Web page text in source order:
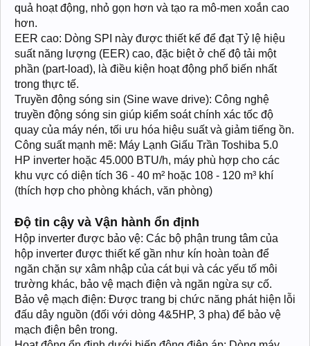
quả hoạt động, nhỏ gọn hơn và tạo ra mô-men xoắn cao
hơn.
EER cao: Dòng SPI này được thiết kế để đạt Tỷ lệ hiệu
suất năng lượng (EER) cao, đặc biệt ở chế độ tải một
phần (part-load), là điều kiện hoạt động phổ biến nhất
trong thực tế.
Truyền động sóng sin (Sine wave drive): Công nghệ
truyền động sóng sin giúp kiểm soát chính xác tốc độ
quay của máy nén, tối ưu hóa hiệu suất và giảm tiếng ồn.
Công suất mạnh mẽ: Máy Lạnh Giấu Trần Toshiba 5.0
HP inverter hoặc 45.000 BTU/h, máy phù hợp cho các
khu vực có diện tích 36 - 40 m² hoặc 108 - 120 m³ khí
(thích hợp cho phòng khách, văn phòng)
Độ tin cậy và Vận hành ổn định
Hộp inverter được bảo vệ: Các bộ phận trung tâm của
hộp inverter được thiết kế gần như kín hoàn toàn để
ngăn chặn sự xâm nhập của cát bụi và các yếu tố môi
trường khác, bảo vệ mạch điện và ngăn ngừa sự cố.
Bảo vệ mạch điện: Được trang bị chức năng phát hiện lỗi
đấu dây nguồn (đối với dòng 4&5HP, 3 pha) để bảo vệ
mạch điện bên trong.